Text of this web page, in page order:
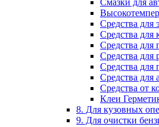
Смазки для
Средства для
Средства для
Средства для
Средства для
Средства для
Средства для
Средства от
Клеи
8. Для кузовных
9. Для очистки